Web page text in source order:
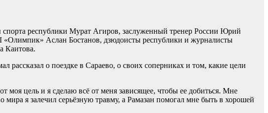
спорта республики Мурат Агиров, заслуженный тренер России Юрий
Аслан Бостанов, дзюдоисты республики и журналисты
Каитова.
рассказал о поездке в Сараево, о своих соперниках и том, какие цели
цель и я сделаю всё от меня зависящее, чтобы ее добиться. Мне
я залечил серьёзную травму, а Рамазан помогал мне быть в хорошей